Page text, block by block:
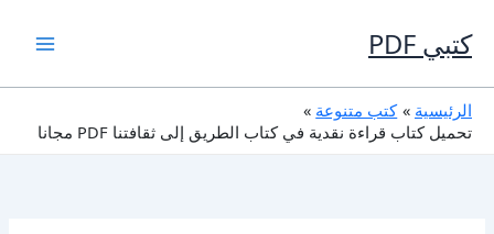
إلى
المحتوى
كتبي PDF
الرئيسية
كتب متنوعة
تحميل كتاب قراءة نقدية في كتاب الطريق إلى ثقافتنا PDF مجانا